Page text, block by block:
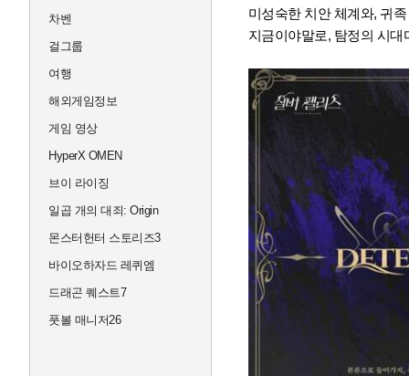
차벤
걸그룹
여행
해외게임정보
게임 영상
HyperX OMEN
브이 라이징
일곱 개의 대죄: Origin
몬스터헌터 스토리즈3
바이오하자드 레퀴엠
드래곤 퀘스트7
풋볼 매니저26
미성숙한 치안 체계와, 귀
지금이야말로, 탐정의 시대